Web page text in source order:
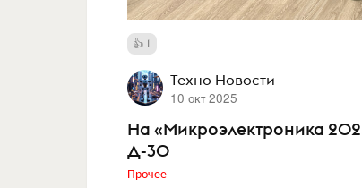
1
Техно Новости
10 окт 2025
На «Микроэлектроника
Д-30
Прочее